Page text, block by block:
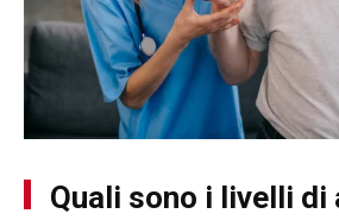
Quali sono i livelli di